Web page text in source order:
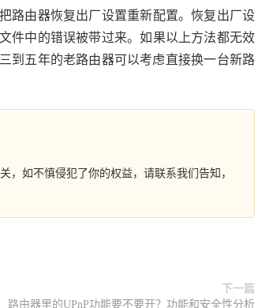
路由器恢复出厂设置重新配置。恢复出厂设
件中的错误被带过来。如果以上方法都无效
到五年的老路由器可以考虑直接换一台新路
，如不慎侵犯了你的权益，请联系我们告知，
下一篇
路由器里的UPnP功能要不要开？功能和安全性分析